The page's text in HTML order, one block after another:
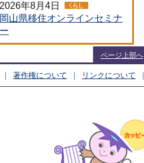
2026年8月4日
岡山県移住オンラインセミナ
ー
ページ上部へ
著作権について リンクについて